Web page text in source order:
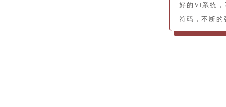
好的VI系统，
符码，不断